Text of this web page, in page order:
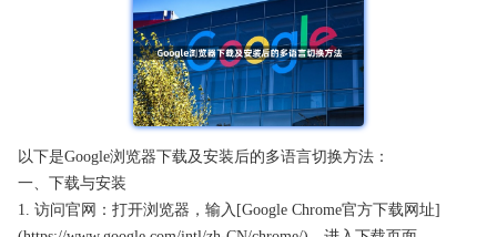
以下是Google浏览器下载及安装后的多语言切换方法：
一、下载与安装
1. 访问官网：打开浏览器，输入[Google Chrome官方下载网址]